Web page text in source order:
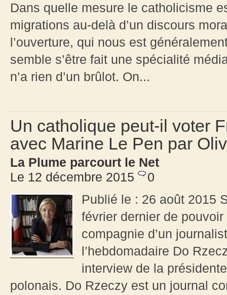
Dans quelle mesure le catholicisme
migrations au-delà d’un discours
l’ouverture, qui nous est
semble s’être fait une spécialité
n’a rien d’un brûlot. On...
Un catholique peut-il voter
avec Marine Le Pen par
La Plume parcourt le Net
Le 12 décembre 2015
0
Publié le : 26 août 2015
février dernier de
compagnie d’un
l’hebdomadaire Do
interview de la
polonais. Do Rzeczy est un journal